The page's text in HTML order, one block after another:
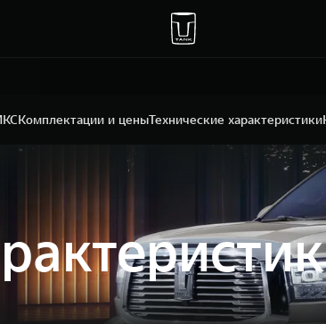
Комплектации и ценыТехнические характеристики